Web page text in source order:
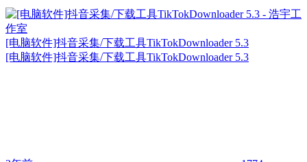
[电脑软件]抖音采集/下载工具TikTokDownloader 5.3
[电脑软件]抖音采集/下载工具TikTokDownloader 5.3